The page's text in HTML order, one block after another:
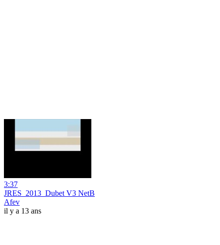
3:37
JRES_2013_Dubet V3 NetB
Afev
il y a 13 ans